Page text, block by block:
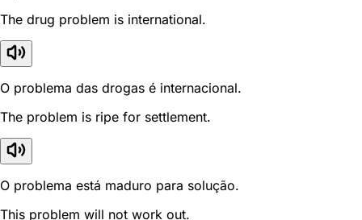
The drug problem is international.
O problema das drogas é internacional.
The problem is ripe for settlement.
O problema está maduro para solução.
This problem will not work out.